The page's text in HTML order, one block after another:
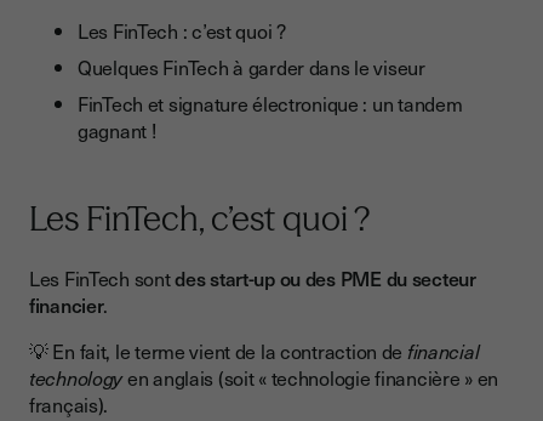
Les FinTech : c’est quoi ?
Quelques FinTech à garder dans le viseur
FinTech et signature électronique : un tandem
gagnant !
Les FinTech, c’est quoi ?
Les FinTech sontdes start-up ou des PME du secteur
financier.
💡 En fait, le terme vient de la contraction de financial
technologyen anglais (soit « technologie financière » en
français).